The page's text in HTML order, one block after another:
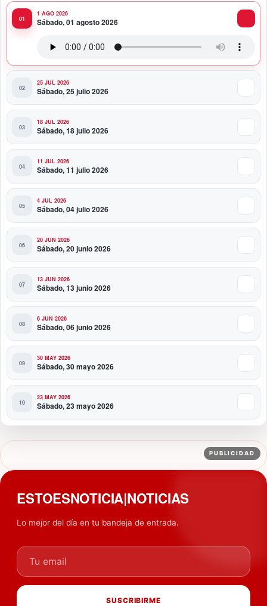
10:34 PM
Presidente Abinader participa en la transmisión de
Colombia
1 AGO 2026
Sábado, 01 agosto 2026
25 JUL 2026
Sábado, 25 julio 2026
18 JUL 2026
Sábado, 18 julio 2026
11 JUL 2026
Sábado, 11 julio 2026
4 JUL 2026
Sábado, 04 julio 2026
20 JUN 2026
Sábado, 20 junio 2026
13 JUN 2026
Sábado, 13 junio 2026
6 JUN 2026
Sábado, 06 junio 2026
30 MAY 2026
Sábado, 30 mayo 2026
23 MAY 2026
Sábado, 23 mayo 2026
PUBLICIDAD
ESTOESNOTICIA|NOTICIAS
Lo mejor del día en tu bandeja de entrada.
Tu email
SUSCRIBIRME